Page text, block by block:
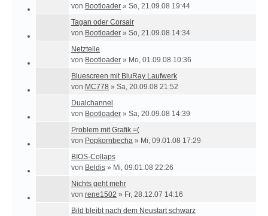
von Bootloader » So, 21.09.08 19:44
Tagan oder Corsair
von Bootloader » So, 21.09.08 14:34
Netzteile
von Bootloader » Mo, 01.09.08 10:36
Bluescreen mit BluRay Laufwerk
von MC778 » Sa, 20.09.08 21:52
Dualchannel
von Bootloader » Sa, 20.09.08 14:39
Problem mit Grafik =(
von Popkornbecha » Mi, 09.01.08 17:29
BIOS-Collaps
von Beldis » Mi, 09.01.08 22:26
Nichts geht mehr
von rene1502 » Fr, 28.12.07 14:16
Bild bleibt nach dem Neustart schwarz